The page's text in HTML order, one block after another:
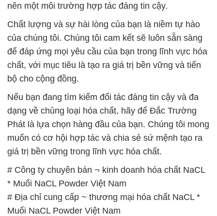
nên một môi trường hợp tác đáng tin cậy.
Chất lượng và sự hài lòng của bạn là niềm tự hào
của chúng tôi. Chúng tôi cam kết sẽ luôn sẵn sàng
để đáp ứng mọi yêu cầu của bạn trong lĩnh vực hóa
chất, với mục tiêu là tạo ra giá trị bền vững và tiến
bộ cho cộng đồng.
Nếu bạn đang tìm kiếm đối tác đáng tin cậy và đa
dạng về chủng loại hóa chất, hãy để Đắc Trường
Phát là lựa chọn hàng đầu của bạn. Chúng tôi mong
muốn có cơ hội hợp tác và chia sẻ sứ mệnh tạo ra
giá trị bền vững trong lĩnh vực hóa chất.
# Công ty chuyên bán ¬ kinh doanh hóa chất NaCL
* Muối NaCL Powder Việt Nam
# Địa chỉ cung cấp ~ thương mại hóa chất NaCL *
Muối NaCL Powder Việt Nam